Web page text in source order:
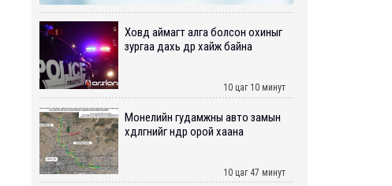
Ховд аймагт алга болсон охиныг
зургаа дахь өдрөө хайж байна
10 цаг 10 минут
Монелийн гудамжны авто замын
хөдөлгөөнийг өнөөдөр орой хаана
10 цаг 47 минут